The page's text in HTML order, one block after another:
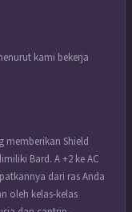
kami bekerja
memberikan Shield
Bard. A +2 ke AC
dari ras Anda
oleh kelas-kelas